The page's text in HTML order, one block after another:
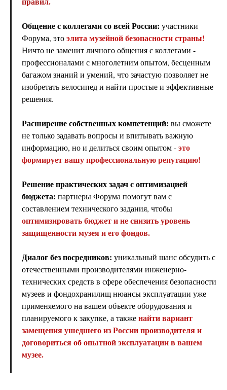
Общение с коллегами со всей России: участники
Форума, этоэлита музейной безопасности страны!
Ничто не заменит личного общения с коллегами -
профессионалами с многолетним опытом, бесценным
багажом знаний и умений, что зачастую позволяет не
изобретать велосипед и найти простые и эффективные
решения.
Расширение собственных компетенций: вы сможете
не только задавать вопросы и впитывать важную
информацию, но и делиться своим опытом -это
формирует вашу профессиональную репутацию!
Решение практических задач с оптимизацией
бюджета: партнеры Форума помогут вам с
составлением технического задания, чтобы
оптимизировать бюджет и не снизить уровень
защищенности музея и его фондов.
Диалог без посредников: уникальный шанс обсудить с
отечественными производителями инженерно-
технических средств в сфере обеспечения безопасности
музеев и фондохранилищ нюансы эксплуатации уже
применяемого на вашем объекте оборудования и
планируемого к закупке, а такженайти вариант
замещения ушедшего из России производителя и
договориться об опытной эксплуатации в вашем
музее.